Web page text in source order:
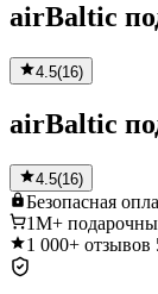
airBaltic
4.5(16)
airBaltic
4.5(16)
Безопасная
1M+
1 000+ отзывов